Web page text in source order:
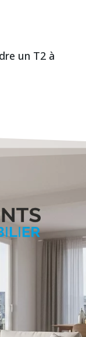
un T2 à